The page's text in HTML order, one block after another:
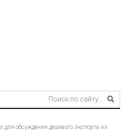
обсуждения дешевого экспорта из